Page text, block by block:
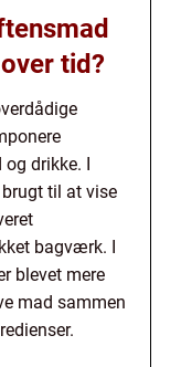
tid?
drikke. I
til at vise
bagværk. I
blevet mere
mad sammen